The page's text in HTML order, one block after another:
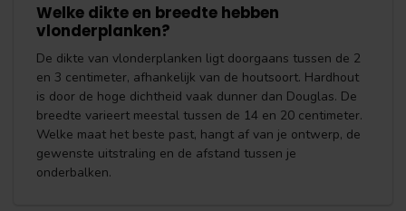
Welke dikte en breedte hebben
vlonderplanken?
De dikte van vlonderplanken ligt doorgaans tussen de 2
en 3 centimeter, afhankelijk van de houtsoort. Hardhout
is door de hoge dichtheid vaak dunner dan Douglas. De
breedte varieert meestal tussen de 14 en 20 centimeter.
Welke maat het beste past, hangt af van je ontwerp, de
gewenste uitstraling en de afstand tussen je
onderbalken.